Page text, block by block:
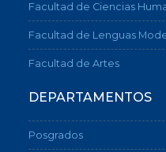
Facultad de Ciencias
Facultad de Lenguas
Facultad de Artes
DEPARTAMENTOS
Posgrados